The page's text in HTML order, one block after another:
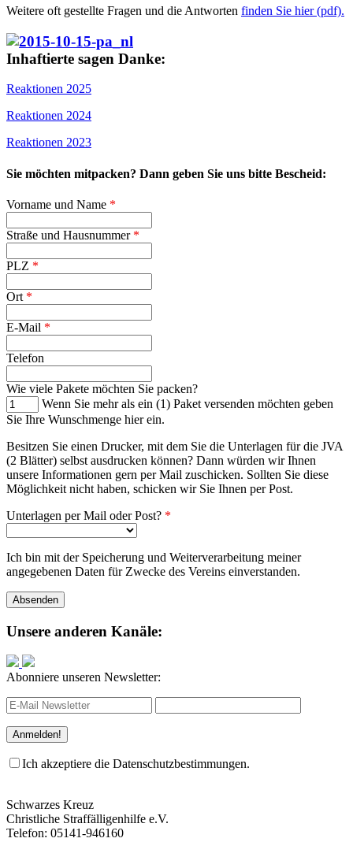
Weitere oft gestellte Fragen und die Antworten finden Sie hier (pdf).
Inhaftierte sagen Danke:
Reaktionen 2025
Reaktionen 2024
Reaktionen 2023
Sie möchten mitpacken? Dann geben Sie uns bitte Bescheid:
Vorname und Name *
Straße und Hausnummer *
PLZ *
Ort *
E-Mail *
Telefon
Wie viele Pakete möchten Sie packen?
Wenn Sie mehr als ein (1) Paket versenden möchten geben
Sie Ihre Wunschmenge hier ein.
Besitzen Sie einen Drucker, mit dem Sie die Unterlagen für die JVA
(2 Blätter) selbst ausdrucken können? Dann würden wir Ihnen
unsere Informationen gern per Mail zuschicken. Sollten Sie diese
Möglichkeit nicht haben, schicken wir Sie Ihnen per Post.
Unterlagen per Mail oder Post? *
Ich bin mit der Speicherung und Weiterverarbeitung meiner
angegebenen Daten für Zwecke des Vereins einverstanden.
Unsere anderen Kanäle:
Abonniere unseren Newsletter:
Ich akzeptiere die Datenschutzbestimmungen.
Schwarzes Kreuz
Christliche Straffälligenhilfe e.V.
Telefon: 05141-946160